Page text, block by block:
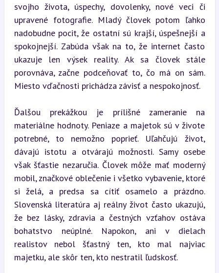
svojho života, úspechy, dovolenky, nové veci či
upravené fotografie. Mladý človek potom ľahko
nadobudne pocit, že ostatní sú krajší, úspešnejší a
spokojnejší. Zabúda však na to, že internet často
ukazuje len výsek reality. Ak sa človek stále
porovnáva, začne podceňovať to, čo má on sám.
Miesto vďačnosti prichádza závisť a nespokojnosť.
Ďalšou prekážkou je prílišné zameranie na
materiálne hodnoty. Peniaze a majetok sú v živote
potrebné, to nemožno poprieť. Uľahčujú život,
dávajú istotu a otvárajú možnosti. Samy osebe
však šťastie nezaručia. Človek môže mať moderný
mobil, značkové oblečenie i všetko vybavenie, ktoré
si želá, a predsa sa cítiť osamelo a prázdno.
Slovenská literatúra aj reálny život často ukazujú,
že bez lásky, zdravia a čestných vzťahov ostáva
bohatstvo neúplné. Napokon, ani v dielach
realistov nebol šťastný ten, kto mal najviac
majetku, ale skôr ten, kto nestratil ľudskosť.